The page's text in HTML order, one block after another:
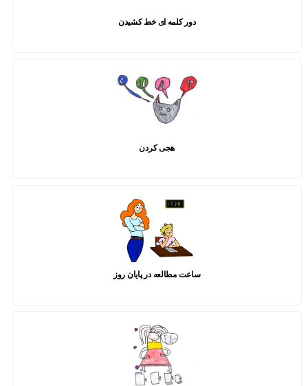
دور کلمه ای خط کشیدن
هجی کردن
ساعت مطالعه در پایان روز